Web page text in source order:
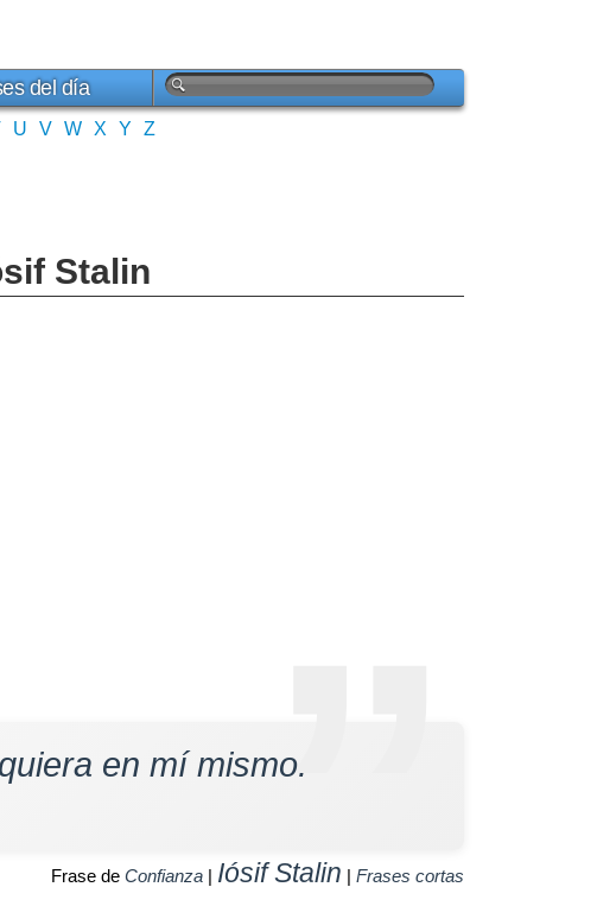
del día
U V W X Y Z
Stalin
en mí mismo.
Frase de Confianza | Iósif Stalin | Frases cortas